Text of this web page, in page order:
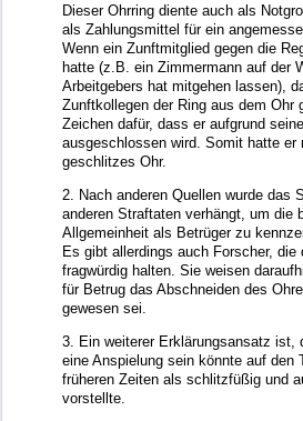
Dieser Ohrring diente auch als
als Zahlungsmittel für ein
Wenn ein Zunftmitglied gegen die
hatte (z.B. ein Zimmermann auf der
Arbeitgebers hat mitgehen lassen),
Zunftkollegen der Ring aus dem Ohr
Zeichen dafür, dass er aufgrund
ausgeschlossen wird. Somit hatte er
geschlitzes Ohr.
2. Nach anderen Quellen wurde das
anderen Straftaten verhängt, um die
Allgemeinheit als Betrüger zu
Es gibt allerdings auch Forscher,
fragwürdig halten. Sie weisen
für Betrug das Abschneiden des
gewesen sei.
3. Ein weiterer Erklärungsansatz ist,
eine Anspielung sein könnte auf den
früheren Zeiten als schlitzfüßig und
vorstellte.